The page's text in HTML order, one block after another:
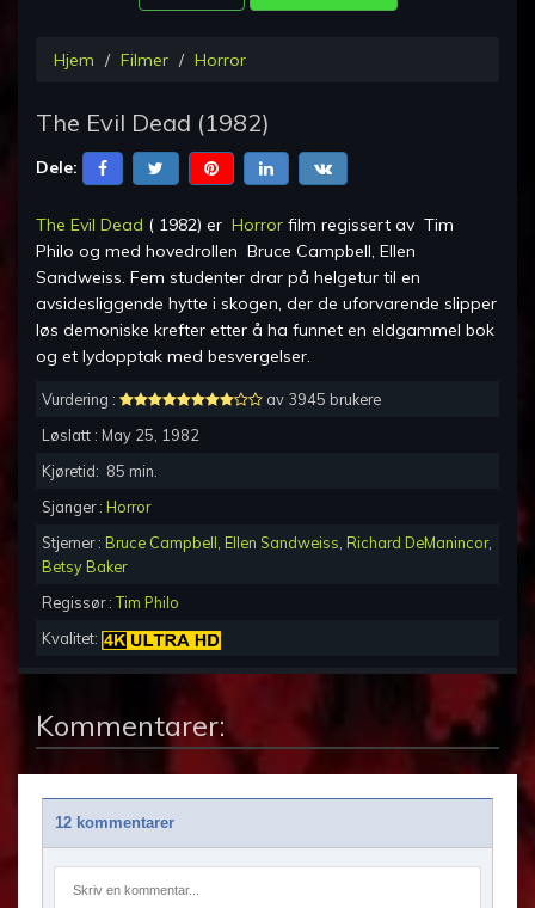
Hjem Filmer Horror
The Evil Dead (1982)
Dele:
The Evil Dead ( 1982) er Horror film regissert av Tim
Philo og med hovedrollen Bruce Campbell, Ellen
Sandweiss. Fem studenter drar på helgetur til en
avsidesliggende hytte i skogen, der de uforvarende slipper
løs demoniske krefter etter å ha funnet en eldgammel bok
og et lydopptak med besvergelser.
Vurdering :
av 3945 brukere
Løslatt : May 25, 1982
Kjøretid: 85 min.
Sjanger : Horror
Stjerner : Bruce Campbell Ellen Sandweiss Richard DeManincor,
Betsy Baker
Regissør :Tim Philo
Kvalitet:
Kommentarer:
12 kommentarer